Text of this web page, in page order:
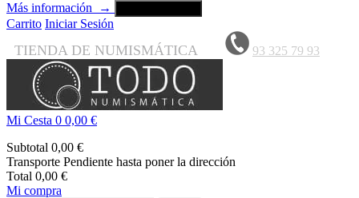
Más información
→
Carrito Iniciar Sesión
TIENDA DE NUMISMÁTICA 93 325 79 93
Mi Cesta 0 0,00 €
Subtotal 0,00 €
Transporte Pendiente hasta poner la dirección
Total 0,00 €
Mi compra